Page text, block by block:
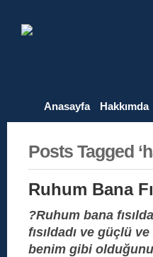
Anasayfa Hakkımda
Posts Tagged
Ruhum Bana
?Ruhum bana
fısıldadı ve güçlü
benim gibi olduğunu